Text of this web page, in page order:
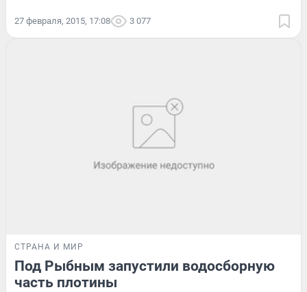
27 февраля, 2015, 17:08 3 077
СТРАНА И МИР
Под Рыбным запустили водосборную
часть плотины